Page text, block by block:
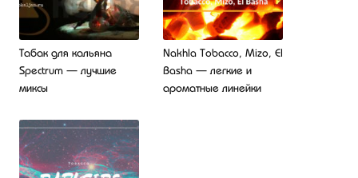
Табак для кальяна
Spectrum — лучшие
миксы
Nakhla Tobacco, Mizo, El
Basha — легкие и
ароматные линейки